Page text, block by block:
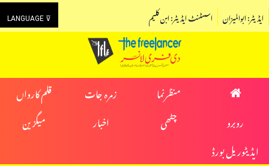
LANGUAGE ⊽ اسسٹنٹ ایڈیٹر: ابن کلیم ایڈیٹر: ابوالمیزان
منظرنما زمرہ جات
قلم کارواں
روبرو
چٹھی اخبار
میگزین
ایڈیٹوریل بورڈ